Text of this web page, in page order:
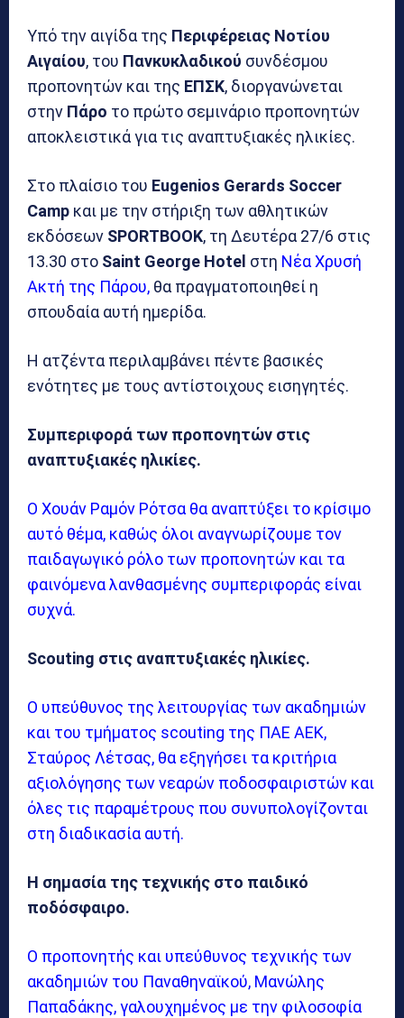
Υπό την αιγίδα της Περιφέρειας Νοτίου
Αιγαίου, του Πανκυκλαδικού συνδέσμου
προπονητών και της ΕΠΣΚ, διοργανώνεται
στην Πάρο το πρώτο σεμινάριο προπονητών
αποκλειστικά για τις αναπτυξιακές ηλικίες.
Στο πλαίσιο του Eugenios Gerards Soccer
Camp και με την στήριξη των αθλητικών
εκδόσεων SPORTBOOK, τη Δευτέρα 27/6 στις
13.30 στο Saint George Hotel στη Νέα Χρυσή
Ακτή της Πάρου, θα πραγματοποιηθεί η
σπουδαία αυτή ημερίδα.
Η ατζέντα περιλαμβάνει πέντε βασικές
ενότητες με τους αντίστοιχους εισηγητές.
Συμπεριφορά των προπονητών στις
αναπτυξιακές ηλικίες.
Ο Χουάν Ραμόν Ρότσα θα αναπτύξει το κρίσιμο
αυτό θέμα, καθώς όλοι αναγνωρίζουμε τον
παιδαγωγικό ρόλο των προπονητών και τα
φαινόμενα λανθασμένης συμπεριφοράς είναι
συχνά.
Scouting στις αναπτυξιακές ηλικίες.
Ο υπεύθυνος της λειτουργίας των ακαδημιών
και του τμήματος scouting της ΠΑΕ ΑΕΚ,
Σταύρος Λέτσας, θα εξηγήσει τα κριτήρια
αξιολόγησης των νεαρών ποδοσφαιριστών και
όλες τις παραμέτρους που συνυπολογίζονται
στη διαδικασία αυτή.
Η σημασία της τεχνικής στο παιδικό
ποδόσφαιρο.
Ο προπονητής και υπεύθυνος τεχνικής των
ακαδημιών του Παναθηναϊκού, Μανώλης
Παπαδάκης, γαλουχημένος με την φιλοσοφία